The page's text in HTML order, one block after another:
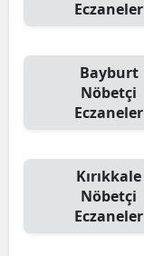
Eczaneler
Bayburt
Nöbetçi
Eczaneler
Kırıkkale
Nöbetçi
Eczaneler